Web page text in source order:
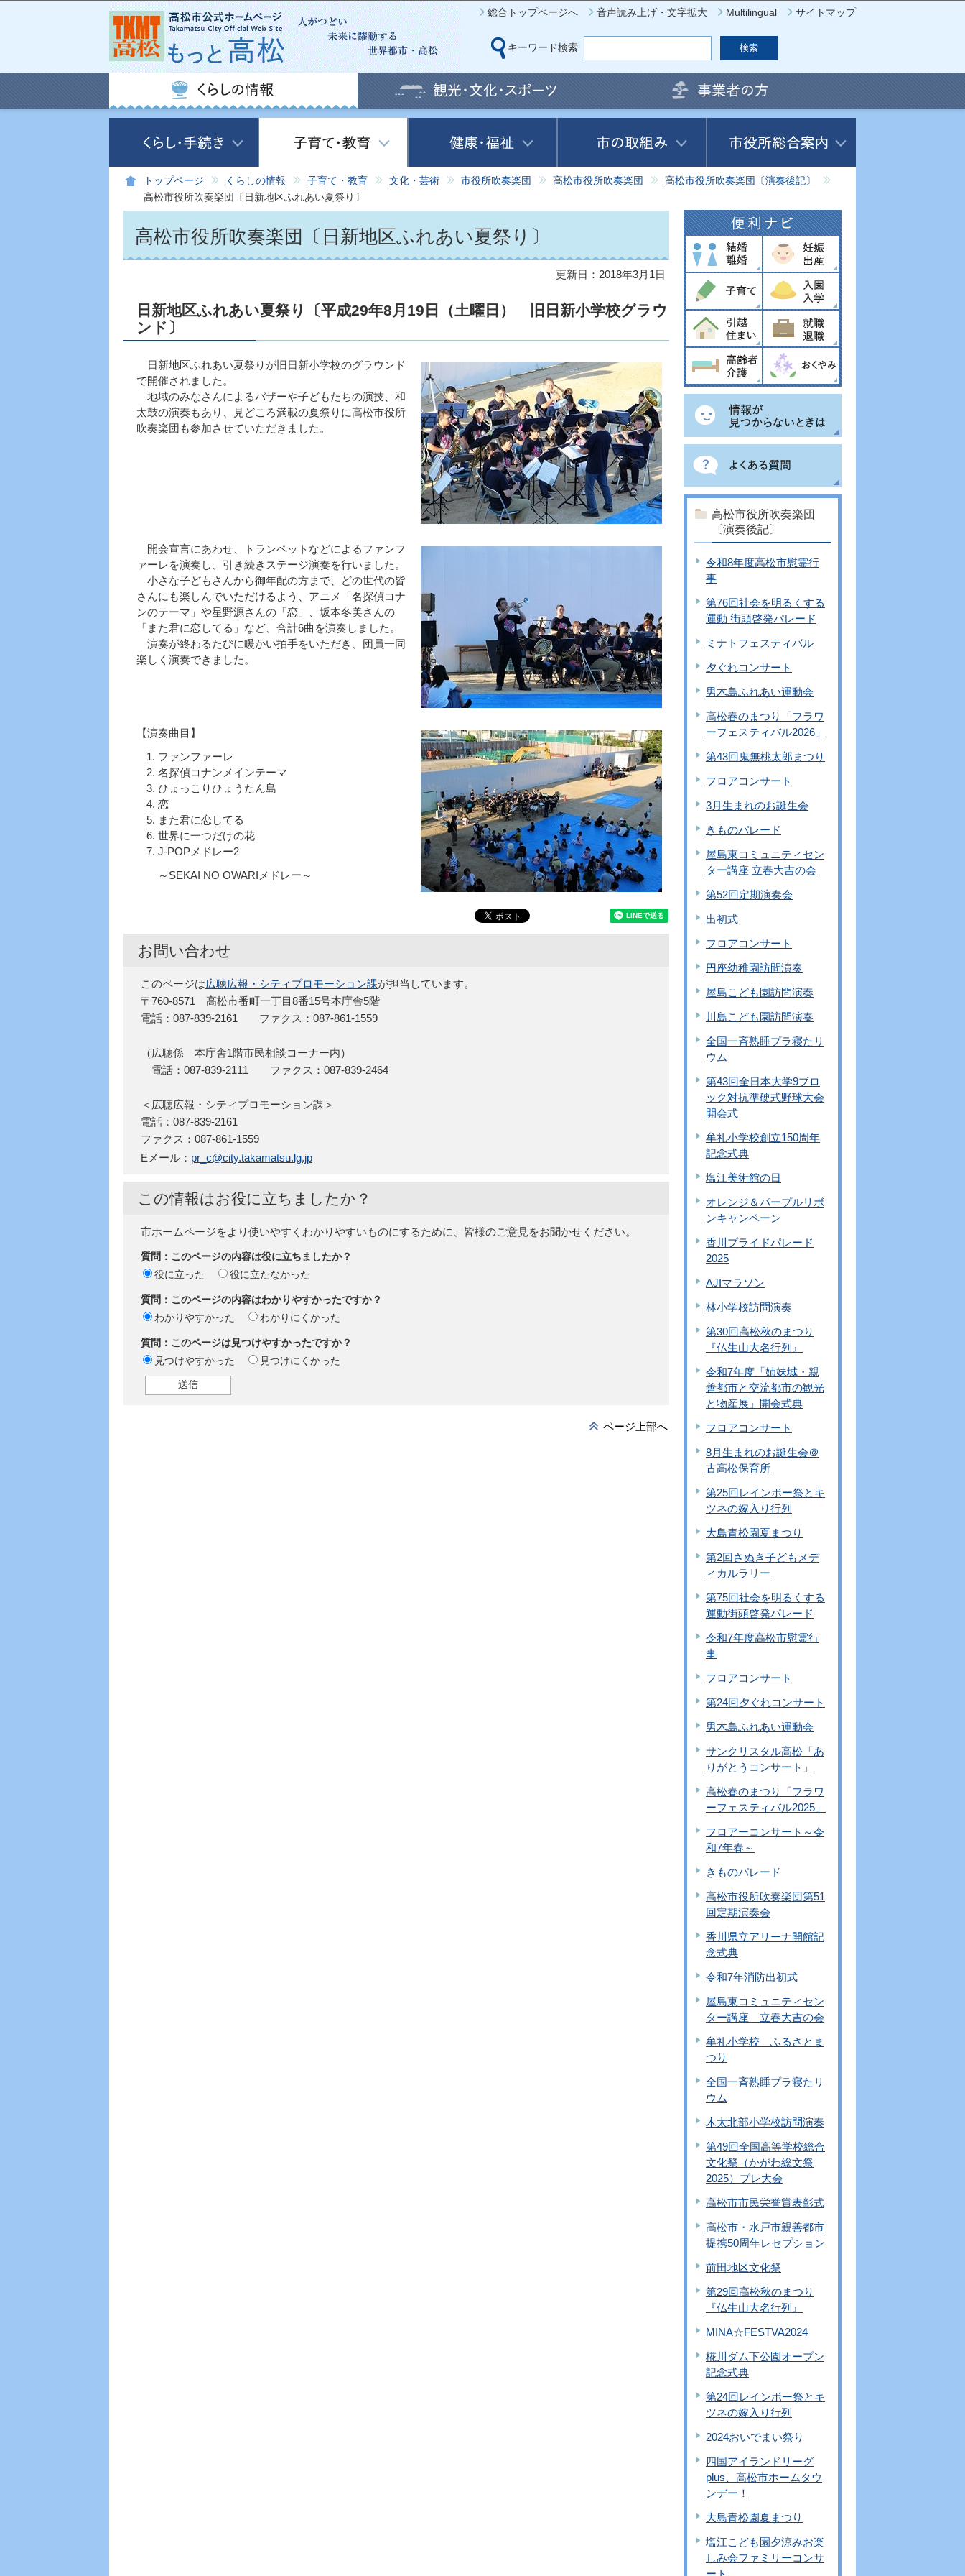
このページの本文へ移動
総合トップページへ 音声読み上げ・文字拡大 Multilingual サイトマップ
キーワード検索
トップページ くらしの情報 子育て・教育 文化・芸術 市役所吹奏楽団 高松市役所吹奏楽団
高松市役所吹奏楽団〔演奏後記〕
高松市役所吹奏楽団〔日新地区ふれあい夏祭り〕
高松市役所吹奏楽団〔日新地区ふれあい夏祭り〕
更新日：2018年3月1日
日新地区ふれあい夏祭り〔平成29年8月19日（土曜日） 旧日新小学校グラウ
ンド〕
日新地区ふれあい夏祭りが旧日新小学校のグラウンド
で開催されました。
地域のみなさんによるバザーや子どもたちの演技、和
太鼓の演奏もあり、見どころ満載の夏祭りに高松市役所
吹奏楽団も参加させていただきました。
開会宣言にあわせ、トランペットなどによるファンフ
ァーレを演奏し、引き続きステージ演奏を行いました。
小さな子どもさんから御年配の方まで、どの世代の皆
さんにも楽しんでいただけるよう、アニメ「名探偵コナ
ンのテーマ」や星野源さんの「恋」、坂本冬美さんの
「また君に恋してる」など、合計6曲を演奏しました。
演奏が終わるたびに暖かい拍手をいただき、団員一同
楽しく演奏できました。
【演奏曲目】
ファンファーレ
名探偵コナンメインテーマ
ひょっこりひょうたん島
恋
また君に恋してる
世界に一つだけの花
J-POPメドレー2
～SEKAI NO OWARIメドレー～
お問い合わせ
このページは広聴広報・シティプロモーション課が担当しています。
〒760-8571 高松市番町一丁目8番15号本庁舎5階
電話：087-839-2161 ファクス：087-861-1559
（広聴係 本庁舎1階市民相談コーナー内）
電話：087-839-2111 ファクス：087-839-2464
＜広聴広報・シティプロモーション課＞
電話：087-839-2161
ファクス：087-861-1559
Eメール： pr_c@city.takamatsu.lg.jp
この情報はお役に立ちましたか？
市ホームページをより使いやすくわかりやすいものにするために、皆様のご意見をお聞かせください。
質問：このページの内容は役に立ちましたか？
役に立った
役に立たなかった
質問：このページの内容はわかりやすかったですか？
わかりやすかった
わかりにくかった
質問：このページは見つけやすかったですか？
見つけやすかった
見つけにくかった
ページ上部へ
高松市役所吹奏楽団
〔演奏後記〕
令和8年度高松市慰霊行
事
第76回社会を明るくする
運動 街頭啓発パレード
ミナトフェスティバル
夕ぐれコンサート
男木島ふれあい運動会
高松春のまつり「フラワ
ーフェスティバル2026」
第43回鬼無桃太郎まつり
フロアコンサート
3月生まれのお誕生会
きものパレード
屋島東コミュニティセン
ター講座 立春大吉の会
第52回定期演奏会
出初式
フロアコンサート
円座幼稚園訪問演奏
屋島こども園訪問演奏
川島こども園訪問演奏
全国一斉熟睡プラ寝たリ
ウム
第43回全日本大学9ブロ
ック対抗準硬式野球大会
開会式
牟礼小学校創立150周年
記念式典
塩江美術館の日
オレンジ＆パープルリボ
ンキャンペーン
香川プライドパレード
2025
AJIマラソン
林小学校訪問演奏
第30回高松秋のまつり
『仏生山大名行列』
令和7年度「姉妹城・親
善都市と交流都市の観光
と物産展」開会式典
フロアコンサート
8月生まれのお誕生会＠
古高松保育所
第25回レインボー祭とキ
ツネの嫁入り行列
大島青松園夏まつり
第2回さぬき子どもメデ
ィカルラリー
第75回社会を明るくする
運動街頭啓発パレード
令和7年度高松市慰霊行
事
フロアコンサート
第24回夕ぐれコンサート
男木島ふれあい運動会
サンクリスタル高松「あ
りがとうコンサート」
高松春のまつり「フラワ
ーフェスティバル2025」
フロアーコンサート～令
和7年春～
きものパレード
高松市役所吹奏楽団第51
回定期演奏会
香川県立アリーナ開館記
念式典
令和7年消防出初式
屋島東コミュニティセン
ター講座 立春大吉の会
牟礼小学校 ふるさとま
つり
全国一斉熟睡プラ寝たリ
ウム
木太北部小学校訪問演奏
第49回全国高等学校総合
文化祭（かがわ総文祭
2025）プレ大会
高松市市民栄誉賞表彰式
高松市・水戸市親善都市
提携50周年レセプション
前田地区文化祭
第29回高松秋のまつり
『仏生山大名行列』
MINA☆FESTVA2024
椛川ダム下公園オープン
記念式典
第24回レインボー祭とキ
ツネの嫁入り行列
2024おいでまい祭り
四国アイランドリーグ
plus、高松市ホームタウ
ンデー！
大島青松園夏まつり
塩江こども園夕涼みお楽
しみ会ファミリーコンサ
ート